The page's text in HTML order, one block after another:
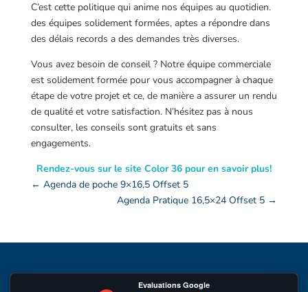
C’est cette politique qui anime nos équipes au quotidien.
des équipes solidement formées, aptes a répondre dans
des délais records a des demandes très diverses.
Vous avez besoin de conseil ? Notre équipe commerciale
est solidement formée pour vous accompagner à chaque
étape de votre projet et ce, de manière a assurer un rendu
de qualité et votre satisfaction. N’hésitez pas à nous
consulter, les conseils sont gratuits et sans
engagements.
Rendez-vous sur le site Color 36 pour en savoir plus!
← Agenda de poche 9×16,5 Offset 5
Agenda Pratique 16,5×24 Offset 5 →
Evaluations Google